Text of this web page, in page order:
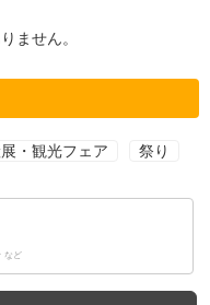
ません。
・観光フェア 祭り
など